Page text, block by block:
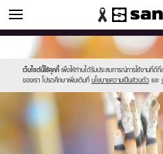
ดูดวง
เว็บไซต์นี้ใช้คุกกี้ เพื่อให้ท่านได้รับประสบการณ์การใช้งานที่ดี
ของเรา โปรดศึกษาเพิ่มเติมที่ นโยบายความเป็นส่วนตัว และ
Sanook
//s.isanook.com/sr/0/images/logo-
new-
sanook.png
//s.isanook.com/ho/0/ud/49/249091/
template-
2023-
17.jpg